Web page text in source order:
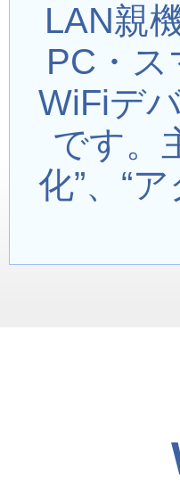
LAN親
PC・
WiFiデ
です。
化”、“